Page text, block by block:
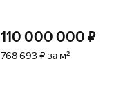
110 000 000 ₽
768 693 ₽ за м²